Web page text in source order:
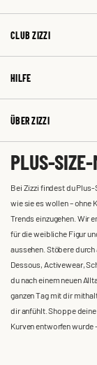
CLUB ZIZZI
HILFE
ÜBER ZIZZI
PLUS-SIZE-
Bei Zizzi findest du
wie sie es wollen –
Trends einzugehen. Wir
für die weibliche Figur
aussehen. Stöbere
Dessous, Activewear,
du nach einem neuen
ganzen Tag mit dir
dir anfühlt. Shoppe
Kurven entworfen wurde